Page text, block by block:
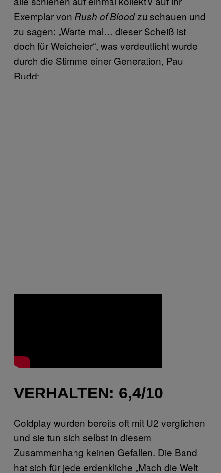
Exemplar von Rush of Bloodzu schauen und
zu sagen: „Warte mal… dieser Scheiß ist
doch für Weicheier“, was verdeutlicht wurde
durch die Stimme einer Generation, Paul
Rudd:
VERHALTEN: 6,4/10
Coldplay wurden bereits oft mit U2 verglichen
und sie tun sich selbst in diesem
Zusammenhang keinen Gefallen. Die Band
hat sich für jede erdenkliche „Mach die Welt